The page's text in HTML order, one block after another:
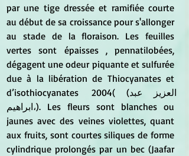
par une tige dressée et ramifiée courte
au début de sa croissance pour s'allonger
au stade de la floraison. Les feuilles
vertes sont épaisses , pennatilobées,
dégagent une odeur piquante et sulfurée
due à la libération de Thiocyanates et
d’isothiocyanates العزيز عبد) )2004
،ابراهيم). Les fleurs sont blanches ou
jaunes avec des veines violettes, quant
aux fruits, sont courtes siliques de forme
cylindrique prolongés par un bec (Jaafar